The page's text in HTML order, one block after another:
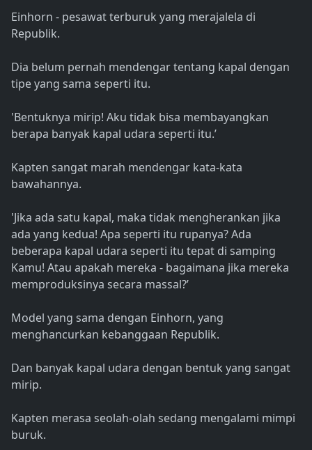
Einhorn - pesawat terburuk yang merajalela di
Republik.
Dia belum pernah mendengar tentang kapal dengan
tipe yang sama seperti itu.
'Bentuknya mirip! Aku tidak bisa membayangkan
berapa banyak kapal udara seperti itu.’
Kapten sangat marah mendengar kata-kata
bawahannya.
'Jika ada satu kapal, maka tidak mengherankan jika
ada yang kedua! Apa seperti itu rupanya? Ada
beberapa kapal udara seperti itu tepat di samping
Kamu! Atau apakah mereka - bagaimana jika mereka
memproduksinya secara massal?’
Model yang sama dengan Einhorn, yang
menghancurkan kebanggaan Republik.
Dan banyak kapal udara dengan bentuk yang sangat
mirip.
Kapten merasa seolah-olah sedang mengalami mimpi
buruk.